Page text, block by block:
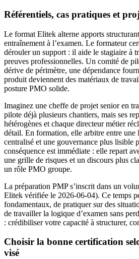
Référentiels, cas pratiques et
Le format Elitek alterne apports
entraînement à l’examen. Le formateur
dérouler un support : il aide le stagiaire à
preuves professionnelles. Un comité de
dérive de périmètre, une dépendance
produit deviennent des matériaux de
posture PMO solide.
Imaginez une cheffe de projet senior en
pilote déjà plusieurs chantiers, mais ses
hétérogènes et chaque directeur métier
détail. En formation, elle arbitre entre une
centralisé et une gouvernance plus lisible
conséquence est immédiate : elle repart
une grille de risques et un discours plus
un rôle PMO groupe.
La préparation PMP s’inscrit dans un
Elitek vérifiée le 2026-06-04). Ce temps
fondamentaux, de pratiquer sur des
de travailler la logique d’examen sans
: crédibiliser votre capacité à structurer,
Choisir la bonne certification
visé